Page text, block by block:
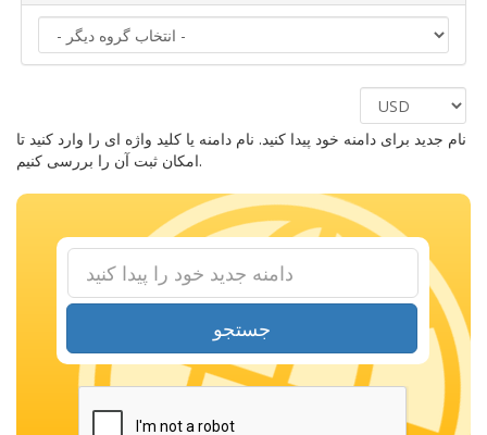
نام جدید برای دامنه خود پیدا کنید. نام دامنه یا کلید واژه ای را وارد کنید تا
امکان ثبت آن را بررسی کنیم.
جستجو